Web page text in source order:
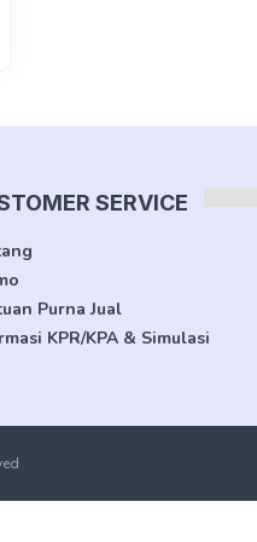
SERVICE
Purna Jual
KPR/KPA & Simulasi